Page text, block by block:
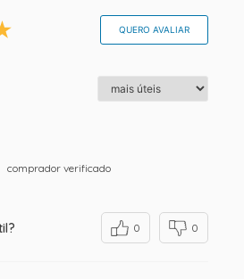
QUERO AVALIAR
comprador verificado
0 0